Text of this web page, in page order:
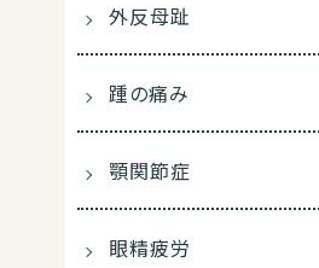
外反母趾
踵の痛み
顎関節症
眼精疲労